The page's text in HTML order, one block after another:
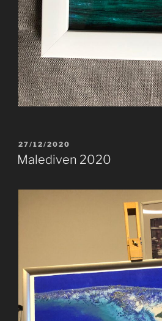
VERÖFFENTLICHT
AM
27/12/2020
Malediven 2020